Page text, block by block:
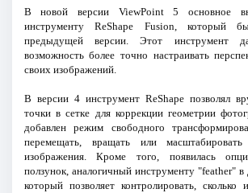
В новой версии ViewPoint 5 основное
инструменту ReShape Fusion, который
предыдущей версии. Этот инструмент
возможность более точно настраивать
своих изображений.
В версии 4 инструмент ReShape позволял
точки в сетке для коррекции геометрии
добавлен режим свободного
перемещать, вращать или
изображения. Кроме того, появилась
ползунок, аналогичный инструменту "feather" в
который позволяет контролировать,